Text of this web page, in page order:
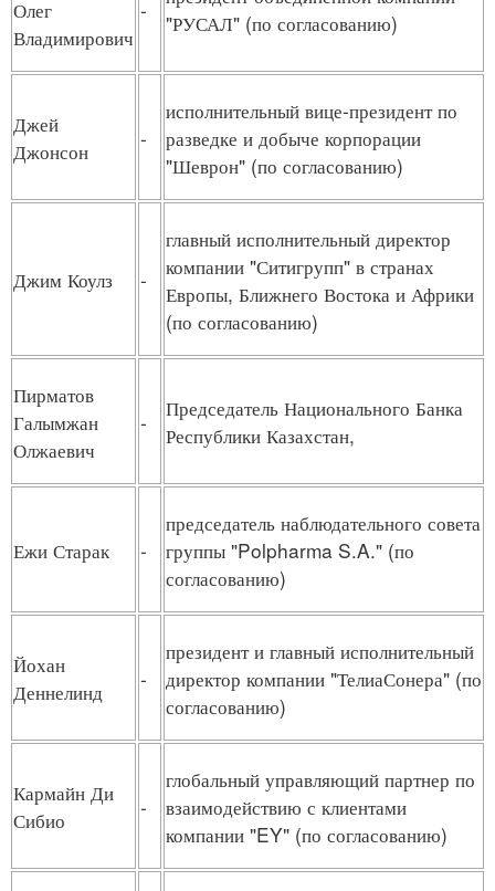
Олег
Владимирович
-
"РУСАЛ" (по согласованию)
Джей
Джонсон
-
исполнительный вице-президент по
разведке и добыче корпорации
"Шеврон" (по согласованию)
Джим Коулз -
главный исполнительный директор
компании "Ситигрупп" в странах
Европы, Ближнего Востока и Африки
(по согласованию)
Пирматов
Галымжан
Олжаевич
-
Председатель Национального Банка
Республики Казахстан,
Ежи Старак -
председатель наблюдательного совета
группы "Polpharma S.A." (по
согласованию)
Йохан
Деннелинд
-
президент и главный исполнительный
директор компании "ТелиаСонера" (по
согласованию)
Кармайн Ди
Сибио
-
глобальный управляющий партнер по
взаимодействию с клиентами
компании "EY" (по согласованию)